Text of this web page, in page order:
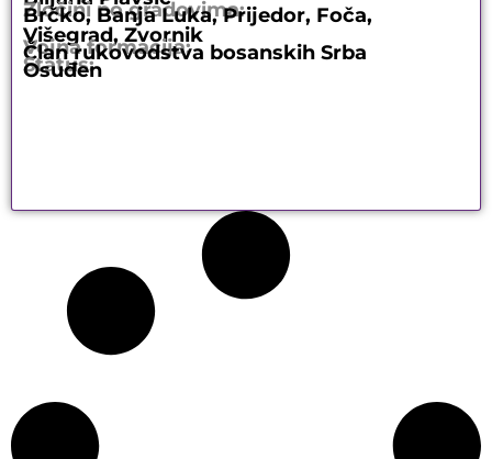
Zločini po gradovima:
Brčko, Banja Luka, Prijedor, Foča,
Višegrad, Zvornik
Vojna formacija:
Član rukovodstva bosanskih Srba
Status:
Osuđen